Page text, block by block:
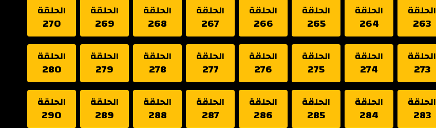
الحلقة
263
الحلقة
264
الحلقة
265
الحلقة
266
الحلقة
267
الحلقة
268
الحلقة
269
الحلقة
270
الحلقة
273
الحلقة
274
الحلقة
275
الحلقة
276
الحلقة
277
الحلقة
278
الحلقة
279
الحلقة
280
الحلقة
283
الحلقة
284
الحلقة
285
الحلقة
286
الحلقة
287
الحلقة
288
الحلقة
289
الحلقة
290